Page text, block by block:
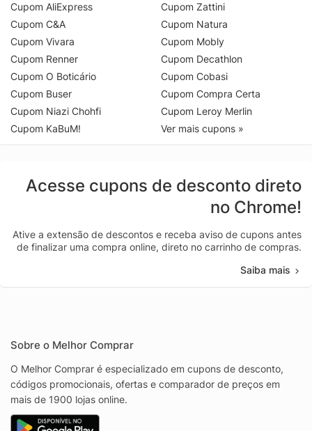
Cupom AliExpress
Cupom C&A
Cupom Vivara
Cupom Renner
Cupom O Boticário
Cupom Buser
Cupom Niazi Chohfi
Cupom KaBuM!
Cupom Zattini
Cupom Natura
Cupom Mobly
Cupom Decathlon
Cupom Cobasi
Cupom Compra Certa
Cupom Leroy Merlin
Ver mais cupons »
Acesse cupons de desconto direto
no Chrome!
Ative a extensão de descontos e receba aviso de cupons antes
de finalizar uma compra online, direto no carrinho de compras.
Saiba mais
Sobre o Melhor Comprar
O Melhor Comprar é especializado em cupons de desconto,
códigos promocionais, ofertas e comparador de preços em
mais de 1900 lojas online.